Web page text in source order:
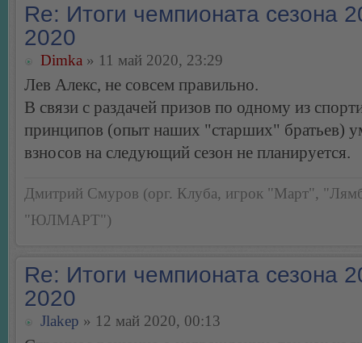
Re: Итоги чемпионата сезона
2020
Dimka » 11 май 2020, 23:29
Лев Алекс, не совсем правильно.
В связи с раздачей призов по одному из
принципов (опыт наших "старших" братьев)
взносов на следующий сезон не планируется.
Дмитрий Смуров (орг. Клуба, игрок "Март",
"ЮЛМАРТ")
Re: Итоги чемпионата сезона
2020
Jlakep » 12 май 2020, 00:13